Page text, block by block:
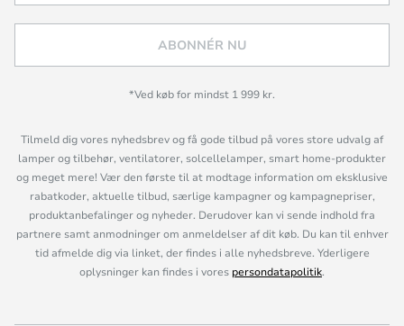
ABONNÉR NU
*Ved køb for mindst 1 999 kr.
Tilmeld dig vores nyhedsbrev og få gode tilbud på vores store udvalg af
lamper og tilbehør, ventilatorer, solcellelamper, smart home-produkter
og meget mere! Vær den første til at modtage information om eksklusive
rabatkoder, aktuelle tilbud, særlige kampagner og kampagnepriser,
produktanbefalinger og nyheder. Derudover kan vi sende indhold fra
partnere samt anmodninger om anmeldelser af dit køb. Du kan til enhver
tid afmelde dig via linket, der findes i alle nyhedsbreve. Yderligere
oplysninger kan findes i vores persondatapolitik.